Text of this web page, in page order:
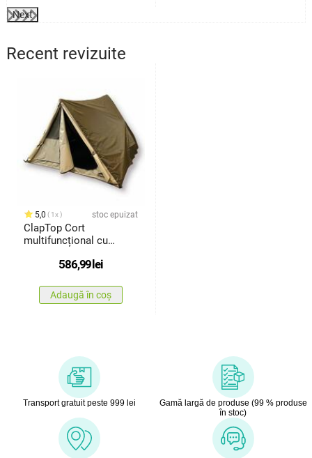
Next
Recent revizuite
5,0 1x stoc epuizat
ClapTop Cort
multifuncțional cu
586,99 lei
Adaugă în coș
Transport gratuit peste 999 lei
Gamă largă de produse (99 % produse
în stoc)